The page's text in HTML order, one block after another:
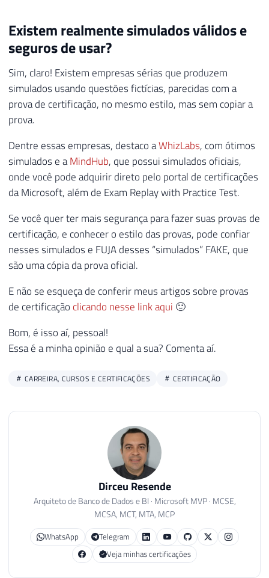
Existem realmente simulados válidos e
seguros de usar?
Sim, claro! Existem empresas sérias que produzem
simulados usando questões fictícias, parecidas com a
prova de certificação, no mesmo estilo, mas sem copiar a
prova.
Dentre essas empresas, destaco aWhizLabs, com ótimos
simulados e aMindHub, que possui simulados oficiais,
onde você pode adquirir direto pelo portal de certificações
da Microsoft, além de Exam Replay with Practice Test.
Se você quer ter mais segurança para fazer suas provas de
certificação, e conhecer o estilo das provas, pode confiar
nesses simulados e FUJA desses “simulados” FAKE, que
são uma cópia da prova oficial.
E não se esqueça de conferir meus artigos sobre provas
de certificação clicando nesse link aqui 🙂
Bom, é isso aí, pessoal!
Essa é a minha opinião e qual a sua? Comenta aí.
CARREIRA, CURSOS E CERTIFICAÇÕES CERTIFICAÇÃO
Dirceu Resende
Arquiteto de Banco de Dados e BI · Microsoft MVP · MCSE,
MCSA, MCT, MTA, MCP
WhatsApp
Telegram
Veja minhas certificações